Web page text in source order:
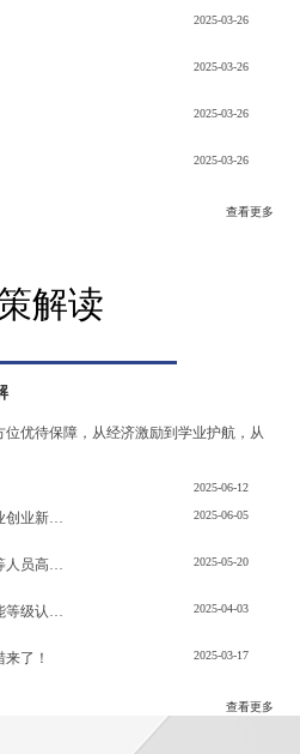
2025-03-26
2025-03-26
2025-03-26
2025-03-26
查看更多
解读
优待保障，从经济激励到学业护航，从
2025-06-12
国家出台方案！退役军人返乡就业创业新机会来了 2025-06-05
烈士子女、符合条件的退役军人等人员高考教育优待政策来啦！ 2025-05-20
关于遴选退役军人事务员职业技能等级认定机构的公告 2025-04-03
了！ 2025-03-17
查看更多